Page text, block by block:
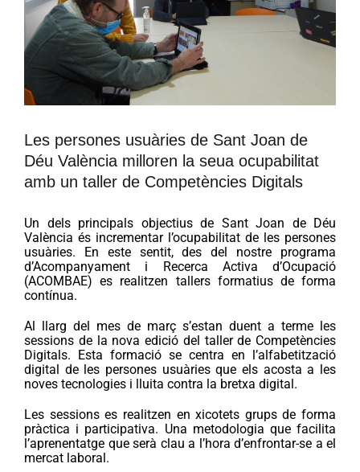
Les persones usuàries de Sant Joan de
Déu València milloren la seua ocupabilitat
amb un taller de Competències Digitals
Un dels principals objectius de Sant Joan de Déu
València és incrementar l’ocupabilitat de les persones
usuàries. En este sentit, des del nostre programa
d’Acompanyament i Recerca Activa d’Ocupació
(ACOMBAE) es realitzen tallers formatius de forma
contínua.
Al llarg del mes de març s’estan duent a terme les
sessions de la nova edició del taller de Competències
Digitals. Esta formació se centra en l’alfabetització
digital de les persones usuàries que els acosta a les
noves tecnologies i lluita contra la bretxa digital.
Les sessions es realitzen en xicotets grups de forma
pràctica i participativa. Una metodologia que facilita
l’aprenentatge que serà clau a l’hora d’enfrontar-se a el
mercat laboral.